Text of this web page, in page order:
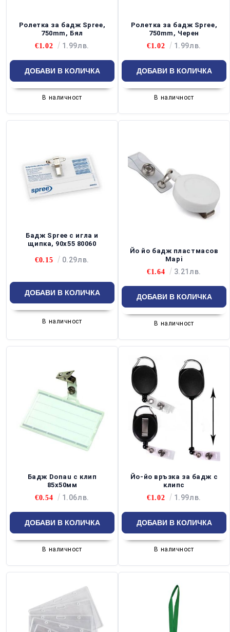
Ролетка за бадж Spree,
750mm, Бял
€1.02
1.99лв.
В наличност
Ролетка за бадж Spree,
750mm, Черен
€1.02
1.99лв.
В наличност
Бадж Spree с игла и
щипка, 90х55 80060
€0.15 0.29лв.
В наличност
Йо йо бадж пластмасов
Mapi
€1.64
3.21лв.
В наличност
Бадж Donau с клип
85х50мм
€0.54
1.06лв.
В наличност
Йо-йо връзка за бадж с
клипс
€1.02
1.99лв.
В наличност